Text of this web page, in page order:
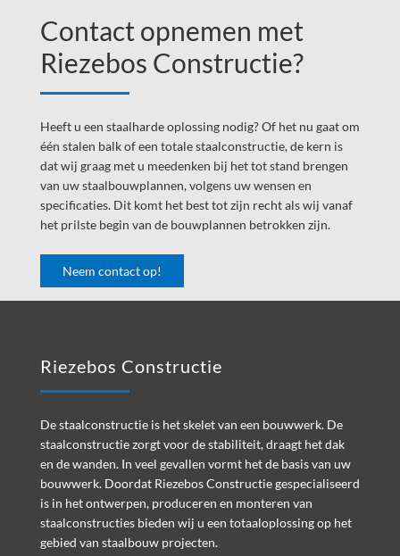
Widget
Header
Contact opnemen met
Riezebos Constructie?
Heeft u een staalharde oplossing nodig? Of het nu gaat om
één stalen balk of een totale staalconstructie, de kern is
dat wij graag met u meedenken bij het tot stand brengen
van uw staalbouwplannen, volgens uw wensen en
specificaties. Dit komt het best tot zijn recht als wij vanaf
het prilste begin van de bouwplannen betrokken zijn.
Neem contact op!
Riezebos Constructie
De staalconstructie is het skelet van een bouwwerk. De
staalconstructie zorgt voor de stabiliteit, draagt het dak
en de wanden. In veel gevallen vormt het de basis van uw
bouwwerk. Doordat Riezebos Constructie gespecialiseerd
is in het ontwerpen, produceren en monteren van
staalconstructies bieden wij u een totaaloplossing op het
gebied van staalbouw projecten.